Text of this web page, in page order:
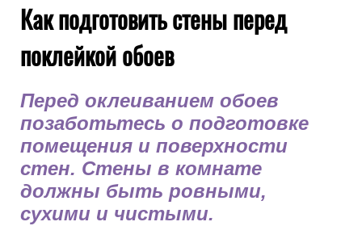
Как подготовить стены перед
поклейкой обоев
Перед оклеиванием обоев
позаботьтесь о подготовке
помещения и поверхности
стен. Стены в комнате
должны быть ровными,
сухими и чистыми.